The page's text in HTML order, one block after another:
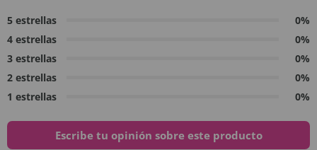
5 estrellas
0%
4 estrellas
0%
3 estrellas
0%
2 estrellas
0%
1 estrellas
0%
Escribe tu opinión sobre este producto